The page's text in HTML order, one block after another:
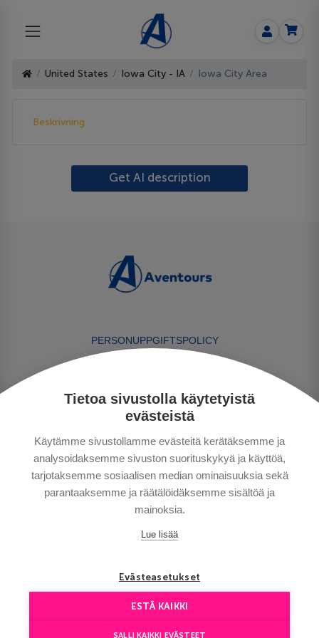
Tietoa sivustolla käytetyistä
evästeistä
Käytämme sivustollamme evästeitä kerätäksemme ja
analysoidaksemme sivuston suorituskykyä ja käyttöä,
tarjotaksemme sosiaalisen median ominaisuuksia sekä
parantaaksemme ja räätälöidäksemme sisältöä ja
mainoksia.
Lue lisää
Evästeasetukset
ESTÄ KAIKKI
SALLI KAIKKI EVÄSTEET
United States Iowa City - IA Iowa City Area
Beskrivning
Get AI description
PERSONUPPGIFTSPOLICY
BRA ATT VETA